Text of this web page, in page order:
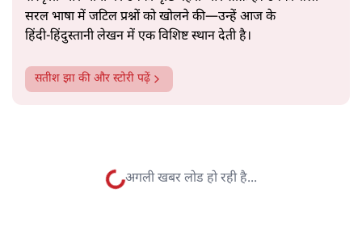
सत्य हिन्दी ऐपडाउनलोडकरें
संस्कृति और भाषा पर उनकी दृष्टि गहरी और साफ़ है। उनकी शैली—
सरल भाषा में जटिल प्रश्नों को खोलने की—उन्हें आज के